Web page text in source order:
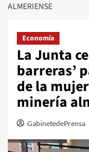
ALMERIENSE
Economía
La Junta
barreras’
de la
minería
GabinetedePrensa